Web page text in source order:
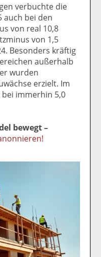
verbuchte die
auch bei den
von real 10,8
von 1,5
Besonders kräftig
außerhalb
wurden
erzielt. Im
immerhin 5,0
bewegt –